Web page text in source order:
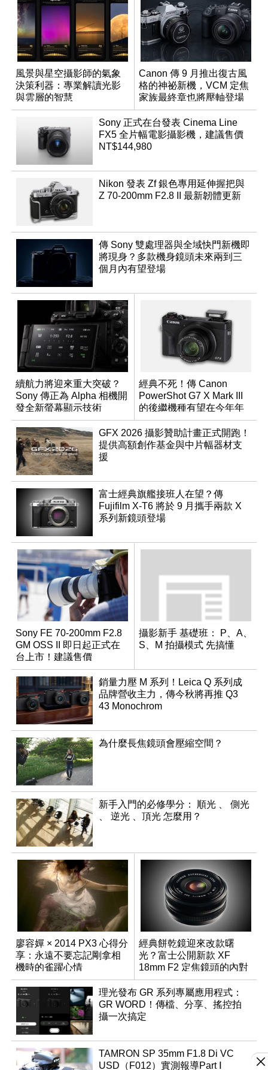
風景與星空攝影師的氣象
決策利器：專業解讀光影
與雲層的智慧
App「Atmos」登場
Canon 傳 9 月推出復古風
格的神祕新機，VCM 定焦
家族最終章也將壓軸登場
Sony 正式在台發表 Cinema Line
FX5 全片幅電影攝影機，建議售價
NT$144,980
Nikon 發表 Zf 銀色專用延伸握把與
Z 70-200mm F2.8 II 最新韌體更新
傳 Sony 雙處理器與全域快門新機即
將現身？多款機身鏡頭未來兩到三
個月內有望登場
續航力將迎來重大突破？
Sony 傳正為 Alpha 相機開
發全新螢幕顯示技術
經典不死！傳 Canon
PowerShot G7 X Mark III
的後繼機種有望在今年年
底前推出？
GFX 2026 攝影贊助計畫正式開跑！
提供高額創作基金與中片幅器材支
援
富士經典旗艦接班人在望？傳
Fujifilm X-T6 將於 9 月攜手兩款 X
系列新鏡頭登場
Sony FE 70-200mm F2.8
GM OSS II 即日起正式在
台上市！建議售價
NT$76,980
攝影新手 基礎班： P、A、
S、M 拍攝模式 先搞懂
銷量力壓 M 系列！Leica Q 系列成
品牌營收主力，傳今秋將再推 Q3
43 Monochrom
為什麼長焦鏡頭會壓縮空間？
新手入門的必修學分： 順光 、 側光
、 逆光 、頂光 怎麼用？
廖容嬋 × 2014 PX3 心得分
享：永遠不要忘記剛拿相
機時的雀躍心情
經典餅乾鏡迎來改款曙
光？富士公開新款 XF
18mm F2 定焦鏡頭的內對
焦專利
理光發布 GR 系列專屬應用程式：
GR WORD！傳檔、分享、搖控拍
攝一次搞定
TAMRON SP 35mm F1.8 Di VC
USD（F012）實測報導Part Ⅰ